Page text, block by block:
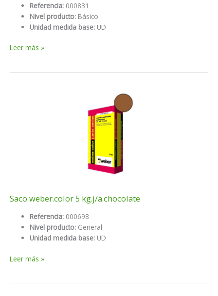
Referencia: 000831
Nivel producto: Básico
Unidad medida base: UD
Saco
Leer más »
Saco weber.color 5 kg.j/a.chocolate
Referencia: 000698
Nivel producto: General
Unidad medida base: UD
Saco
Leer más »